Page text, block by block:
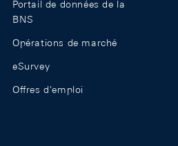
Portail de données de la
BNS
Opérations de marché
eSurvey
Offres d'emploi